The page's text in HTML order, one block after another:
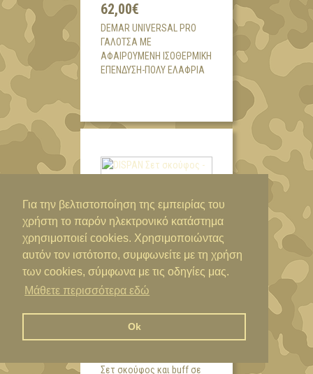
Για την βελτιστοποίηση της εμπειρίας του
χρήστη το παρόν ηλεκτρονικό κατάστημα
χρησιμοποιεί cookies. Χρησιμοποιώντας
αυτόν τον ιστότοπο, συμφωνείτε με τη χρήση
των cookies, σύμφωνα με τις οδηγίες μας.
Μάθετε περισσότερα εδώ
Ok
62,00€
DEMAR UNIVERSAL PRO
ΓΑΛΟΤΣΑ ΜΕ
ΑΦΑΙΡΟΎΜΕΝΗ ΙΣΟΘΕΡΜΙΚΉ
ΕΠΈΝΔΥΣΗ-ΠΟΛΎ ΕΛΑΦΡΙΆ
29,00€
DISPAN ΣΕΤ ΣΚΟΎΦΟΣ -
ΚΑΣΚΌΛ ΠΑΡΑΛΛΑΓΉ
ΔΆΣΟΥΣ 51903
Σετ σκούφος και buff σε